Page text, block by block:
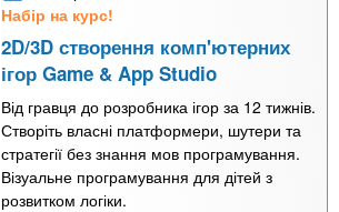
Набір на курс!
2D/3D створення комп'ютерних
ігор Game & App Studio
Від гравця до розробника ігор за 12 тижнів.
Створіть власні платформери, шутери та
стратегії без знання мов програмування.
Візуальне програмування для дітей з
розвитком логіки.